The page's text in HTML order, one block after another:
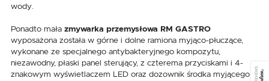
wody.
Ponadto mała zmywarka przemysłowa RM GASTRO
wyposażona została w górne i dolne ramiona myjąco-płuczące,
wykonane ze specjalnego antybakteryjnego kompozytu,
niezawodny, płaski panel sterujący, z czterema przyciskami i 4-
znakowym wyświetlaczem LED oraz dozownik środka myjącego